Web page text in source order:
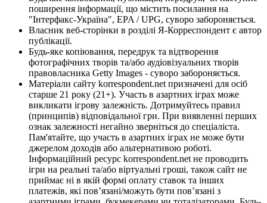
поширення інформації, що містить посилання на
"Інтерфакс-Україна", EPA / UPG, суворо забороняється.
Власник веб-сторінки в розділі Я-Корреспондент є автор
публікації.
Будь-яке копіювання, передрук та відтворення
фотографічних творів та/або аудіовізуальних творів
правовласника Getty Images - суворо забороняється.
Матеріали сайту korrespondent.net призначені для осіб
старше 21 року (21+). Участь в азартних іграх може
викликати ігрову залежність. Дотримуйтесь правил
(принципів) відповідальної гри. При виявленні перших
ознак залежності негайно зверніться до спеціаліста.
Пам'ятайте, що участь в азартних іграх не може бути
джерелом доходів або альтернативою роботі.
Інформаційний ресурс korrespondent.net не проводить
ігри на реальні та/або віртуальні гроші, також сайт не
приймає ні в якій формі оплату ставок та інших
платежів, які пов’язані/можуть бути пов’язані з